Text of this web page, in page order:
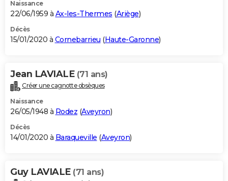
Naissance
22/06/1959 à Ax-les-Thermes (Ariège)
Décès
15/01/2020 à Cornebarrieu (Haute-Garonne)
Jean LAVIALE (71 ans)
Créer une cagnotte obsèques
Naissance
26/05/1948 à Rodez (Aveyron)
Décès
14/01/2020 à Baraqueville (Aveyron)
Guy LAVIALE (71 ans)